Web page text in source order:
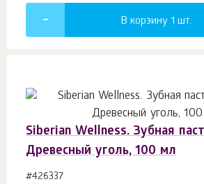
В корзину 1 шт.
Siberian Wellness. Зубная
Древесный уголь, 100 мл
#426337